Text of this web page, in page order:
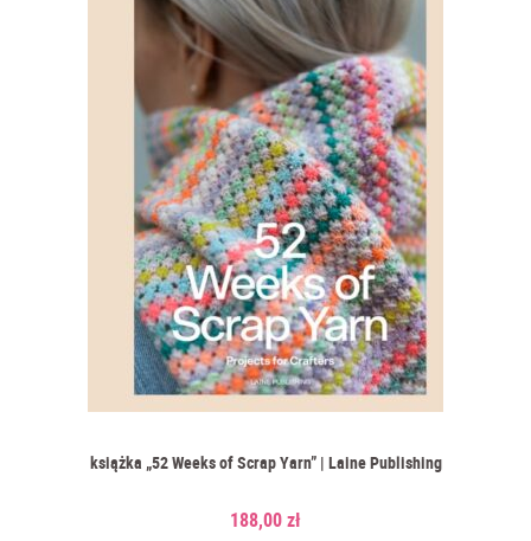
książka „52 Weeks of Scrap Yarn” | Laine Publishing
188,00zł